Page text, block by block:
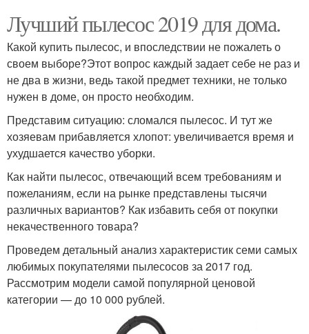
Лучший пылесос 2019 для дома.
Какой купить пылесос, и впоследствии не пожалеть о
своем выборе?Этот вопрос каждый задает себе не раз и
не два в жизни, ведь такой предмет техники, не только
нужен в доме, он просто необходим.
Представим ситуацию: сломался пылесос. И тут же
хозяевам прибавляется хлопот: увеличивается время и
ухудшается качество уборки.
Как найти пылесос, отвечающий всем требованиям и
пожеланиям, если на рынке представлены тысячи
различных вариантов? Как избавить себя от покупки
некачественного товара?
Проведем детальный анализ характеристик семи самых
любимых покупателями пылесосов за 2017 год.
Рассмотрим модели самой популярной ценовой
категории — до 10 000 рублей.